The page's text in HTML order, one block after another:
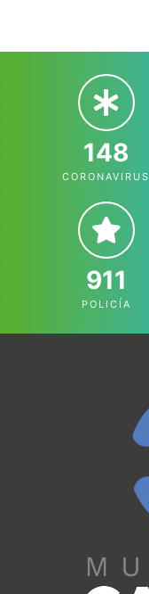
148
CORONAVIRUS
911
POLICÍA